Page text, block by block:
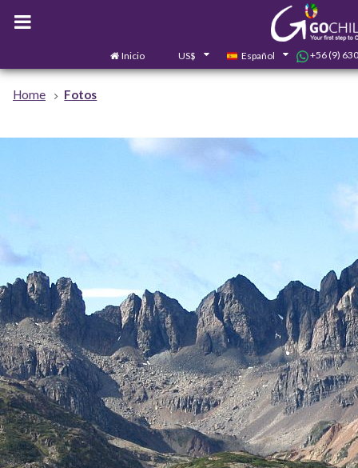
Inicio US$ Español +56 (9)
Home Fotos